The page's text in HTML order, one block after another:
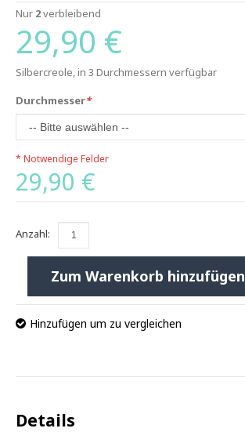
Nur 2verbleibend
29,90 €
Silbercreole, in 3 Durchmessern verfügbar
*
Durchmesser
* Notwendige Felder
29,90 €
Anzahl:
Zum Warenkorb hinzufügen
Hinzufügen um zu vergleichen
Details